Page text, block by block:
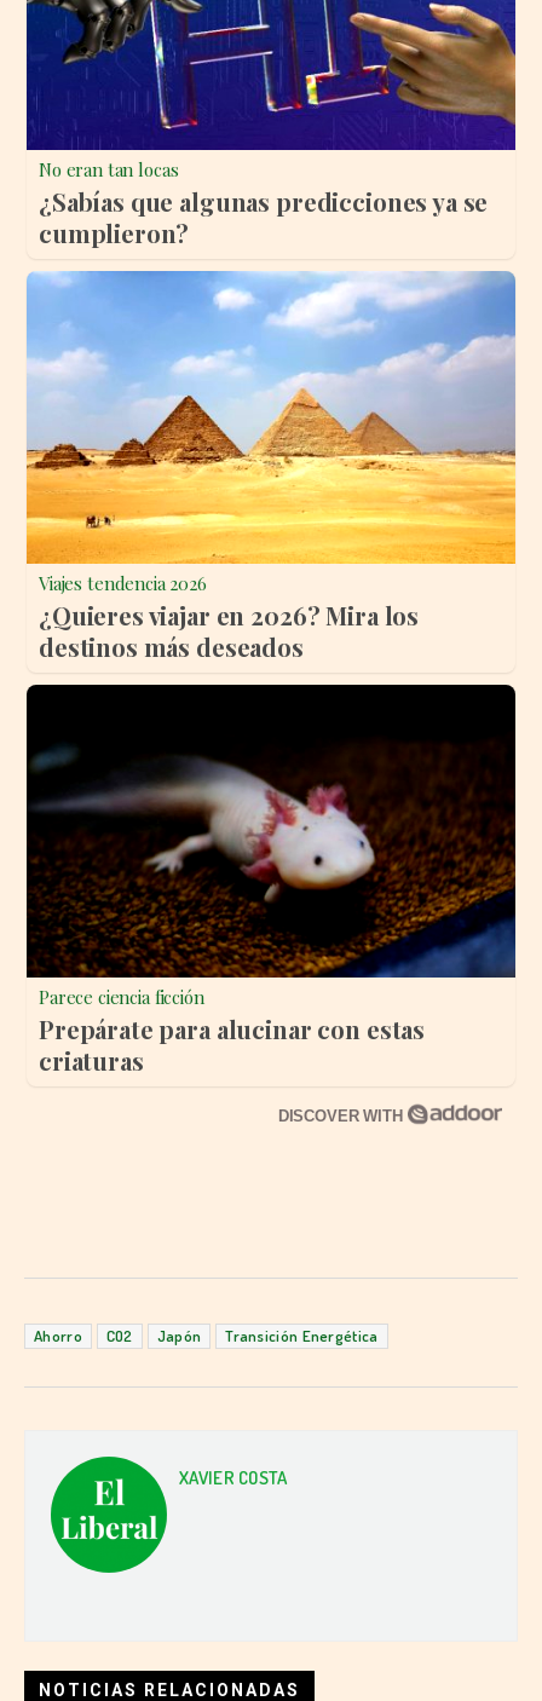
No eran tan locas
¿Sabías que algunas predicciones ya se
cumplieron?
Viajes tendencia 2026
¿Quieres viajar en 2026? Mira los
destinos más deseados
Parece ciencia ficción
Prepárate para alucinar con estas
criaturas
DISCOVER WITH
Ahorro CO2 Japón Transición Energética
XAVIER COSTA
NOTICIAS RELACIONADAS